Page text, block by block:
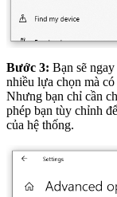
Bước 3: Bạn sẽ
nhiều lựa chọn mà
Nhưng bạn chỉ cần
phép bạn tùy chỉnh
của hệ thống.